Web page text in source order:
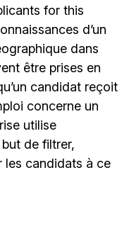
for this
d’un
dans
être prises en
candidat reçoit
concerne un
utilise
de filtrer,
les candidats à ce